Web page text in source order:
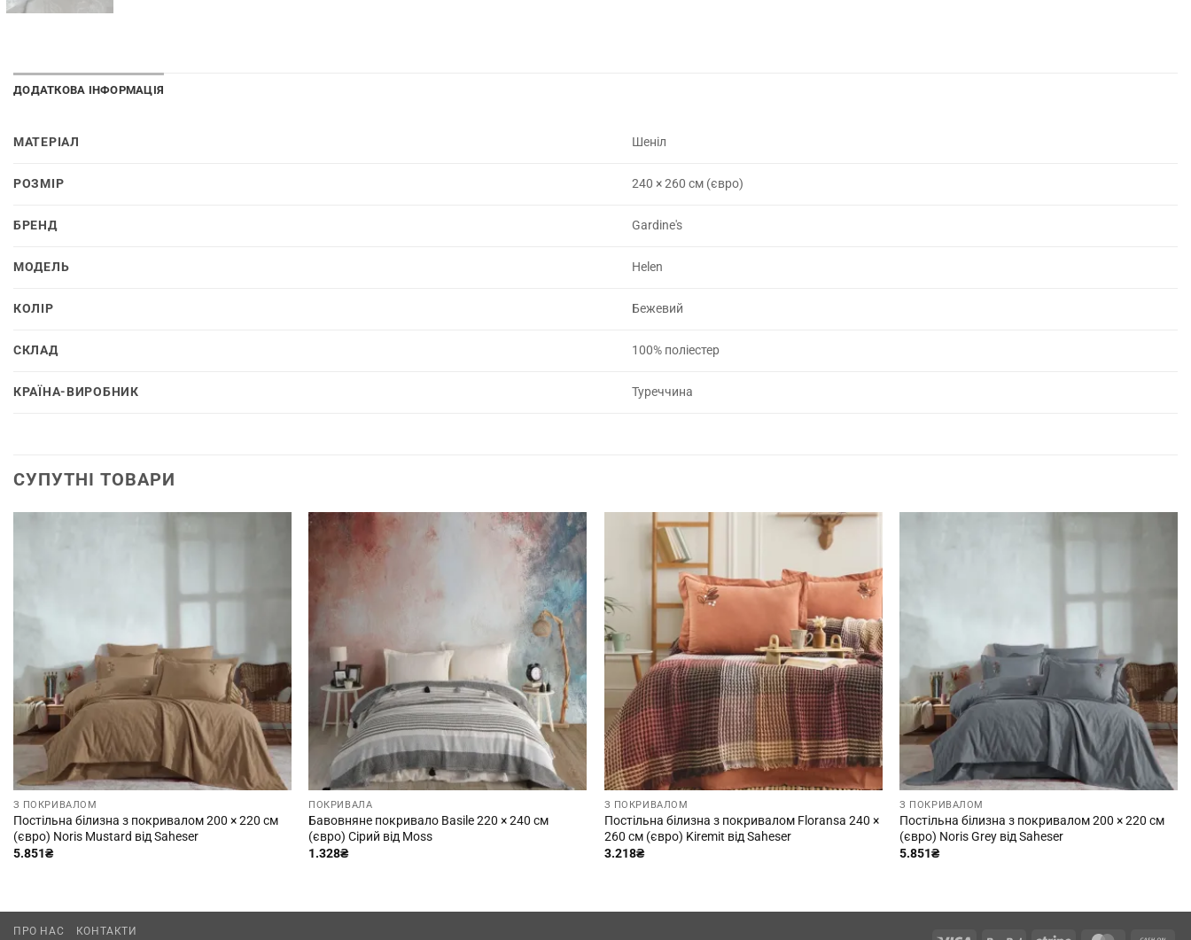
ДОДАТКОВА ІНФОРМАЦІЯ
МАТЕРІАЛ Шеніл
РОЗМІР 240 × 260 см (євро)
БРЕНД Gardine's
МОДЕЛЬ Helen
КОЛІР Бежевий
СКЛАД 100% поліестер
КРАЇНА-ВИРОБНИК Туреччина
СУПУТНІ ТОВАРИ
З ПОКРИВАЛОМ
Постільна білизна з покривалом 200 × 220 см
(євро) Noris Mustard від Saheser
5.851₴
ПОКРИВАЛА
Бавовняне покривало Basile 220 × 240 см
(євро) Сірий від Moss
1.328₴
З ПОКРИВАЛОМ
Постільна білизна з покривалом Floransa 240 ×
260 см (євро) Kiremit від Saheser
3.218₴
З ПОКРИВАЛОМ
Постільна білизна з покривалом 200 × 220 см
(євро) Noris Grey від Saheser
5.851₴
ПРО НАС КОНТАКТИ